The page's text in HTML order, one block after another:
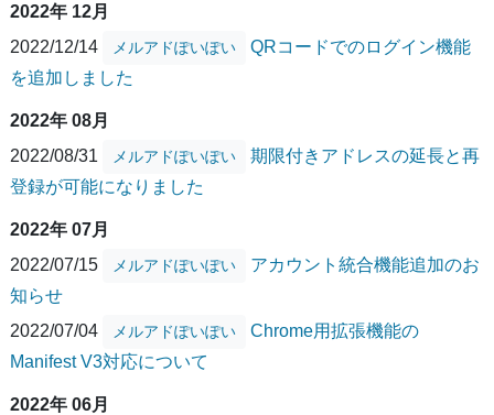
2022年 12月
2022/12/14
メルアドぽいぽい
QRコードでのログイン機能
を追加しました
2022年 08月
2022/08/31
メルアドぽいぽい
期限付きアドレスの延長と再
登録が可能になりました
2022年 07月
2022/07/15
メルアドぽいぽい
アカウント統合機能追加のお
知らせ
2022/07/04
メルアドぽいぽい
Chrome用拡張機能の
Manifest V3対応について
2022年 06月